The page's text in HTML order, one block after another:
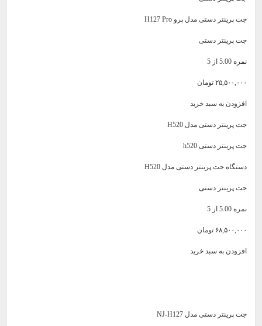
جت پرینتر دستی مدل پرو H127 Pro
جت پرینتر دستی
نمره 5.00 از 5
۲۵,۵۰۰,۰۰۰ تومان
افزودن به سبد خرید
جت پرینتر دستی مدل H520
جت پرینتر دستی h520
دستگاه جت پرینتر دستی مدل H520
جت پرینتر دستی
نمره 5.00 از 5
۶۸,۵۰۰,۰۰۰ تومان
افزودن به سبد خرید
جت پرینتر دستی مدل NJ-H127